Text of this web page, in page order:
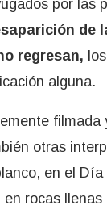
por las
regresan,
alguna.
otras
en el
rocas